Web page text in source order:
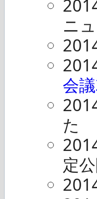
ニ
会
た
定